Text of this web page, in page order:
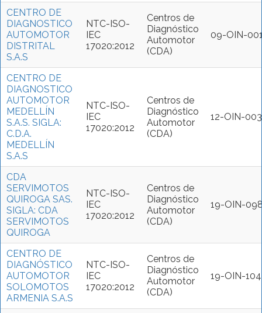
CENTRO DE
DIAGNOSTICO
AUTOMOTOR
DISTRITAL
S.A.S
NTC-ISO-
IEC
17020:2012
Centros de
Diagnóstico
Automotor
(CDA)
09-OIN-
CENTRO DE
DIAGNOSTICO
AUTOMOTOR
MEDELLÍN
S.A.S. SIGLA:
C.D.A.
MEDELLÍN
S.A.S
NTC-ISO-
IEC
17020:2012
Centros de
Diagnóstico
Automotor
(CDA)
12-OIN-003
CDA
SERVIMOTOS
QUIROGA SAS.
SIGLA: CDA
SERVIMOTOS
QUIROGA
NTC-ISO-
IEC
17020:2012
Centros de
Diagnóstico
Automotor
(CDA)
19-OIN-
CENTRO DE
DIAGNÓSTICO
AUTOMOTOR
SOLOMOTOS
ARMENIA S.A.S
NTC-ISO-
IEC
17020:2012
Centros de
Diagnóstico
Automotor
(CDA)
19-OIN-104